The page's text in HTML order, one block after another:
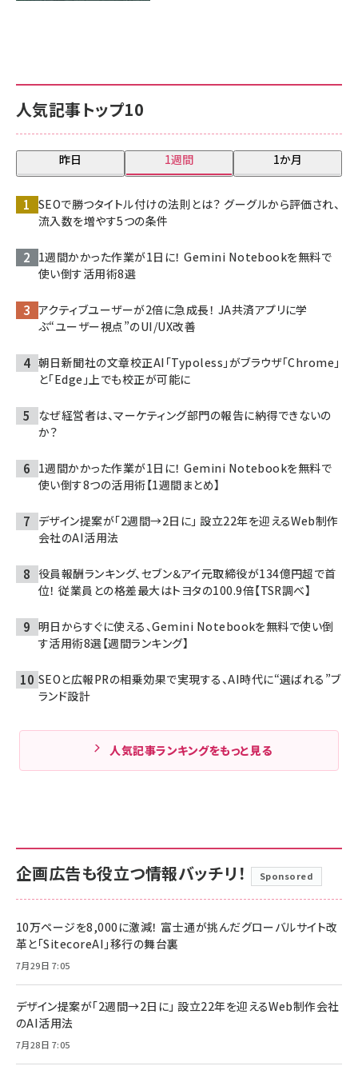
人気記事トップ10
昨日 1週間 1か月
SEOで勝つタイトル付けの法則とは？ グーグルから評価され、
流入数を増やす5つの条件
1週間かかった作業が1日に！ Gemini Notebookを無料で
使い倒す活用術8選
アクティブユーザーが2倍に急成長！ JA共済アプリに学
ぶ“ユーザー視点”のUI/UX改善
朝日新聞社の文章校正AI「Typoless」がブラウザ「Chrome」
と「Edge」上でも校正が可能に
なぜ経営者は、マーケティング部門の報告に納得できないの
か？
1週間かかった作業が1日に！ Gemini Notebookを無料で
使い倒す8つの活用術【1週間まとめ】
デザイン提案が「2週間→2日に」 設立22年を迎えるWeb制作
会社のAI活用法
役員報酬ランキング、セブン＆アイ元取締役が134億円超で首
位！ 従業員との格差最大はトヨタの100.9倍【TSR調べ】
明日からすぐに使える、Gemini Notebookを無料で使い倒
す活用術8選【週間ランキング】
SEOと広報PRの相乗効果で実現する、AI時代に“選ばれる”ブ
ランド設計
人気記事ランキングをもっと見る
企画広告も役立つ情報バッチリ！ Sponsored
10万ページを8,000に激減！ 富士通が挑んだグローバルサイト改
革と「SitecoreAI」移行の舞台裏
7月29日 7:05
デザイン提案が「2週間→2日に」 設立22年を迎えるWeb制作会社
のAI活用法
7月28日 7:05